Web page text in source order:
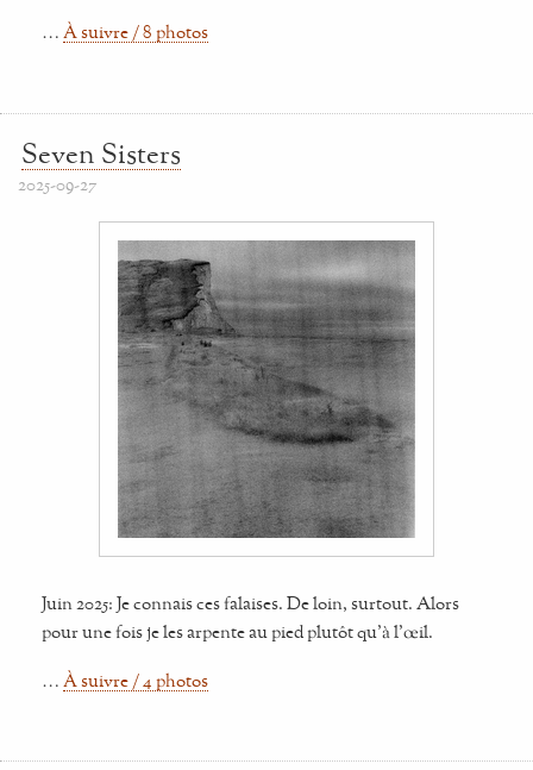
… À suivre / 8 photos
Seven Sisters
2025-09-27
Juin 2025: Je connais ces falaises. De loin, surtout. Alors
pour une fois je les arpente au pied plutôt qu'à l'œil.
… À suivre / 4 photos